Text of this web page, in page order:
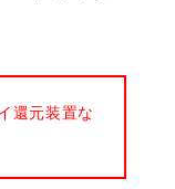
還元装置な